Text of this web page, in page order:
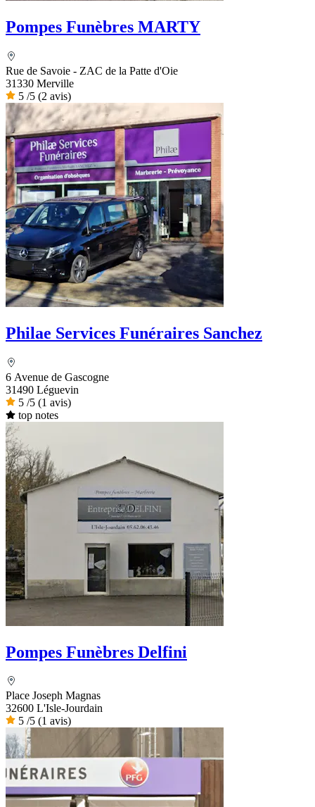
Pompes Funèbres MARTY
Rue de Savoie - ZAC de la Patte d'Oie
31330 Merville
5 /5 (2 avis)
Philae Services Funéraires Sanchez
6 Avenue de Gascogne
31490 Léguevin
5 /5 (1 avis)
top notes
Pompes Funèbres Delfini
Place Joseph Magnas
32600 L'Isle-Jourdain
5 /5 (1 avis)